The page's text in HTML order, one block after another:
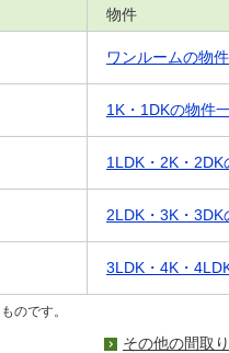
物件
ワンルームの物
1K・1DKの物件
1LDK・2K・2DK
2LDK・3K・3DK
3LDK・4K・
のです。
その他の間取